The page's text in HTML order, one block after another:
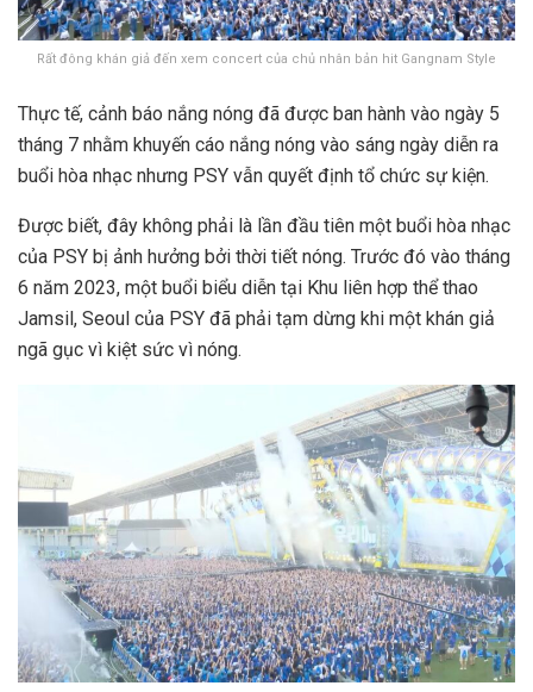
Rất đông khán giả đến xem concert của chủ nhân bản hit Gangnam Style
Thực tế, cảnh báo nắng nóng đã được ban hành vào ngày 5
tháng 7 nhằm khuyến cáo nắng nóng vào sáng ngày diễn ra
buổi hòa nhạc nhưng PSY vẫn quyết định tổ chức sự kiện.
Được biết, đây không phải là lần đầu tiên một buổi hòa nhạc
của PSY bị ảnh hưởng bởi thời tiết nóng. Trước đó vào tháng
6 năm 2023, một buổi biểu diễn tại Khu liên hợp thể thao
Jamsil, Seoul của PSY đã phải tạm dừng khi một khán giả
ngã gục vì kiệt sức vì nóng.